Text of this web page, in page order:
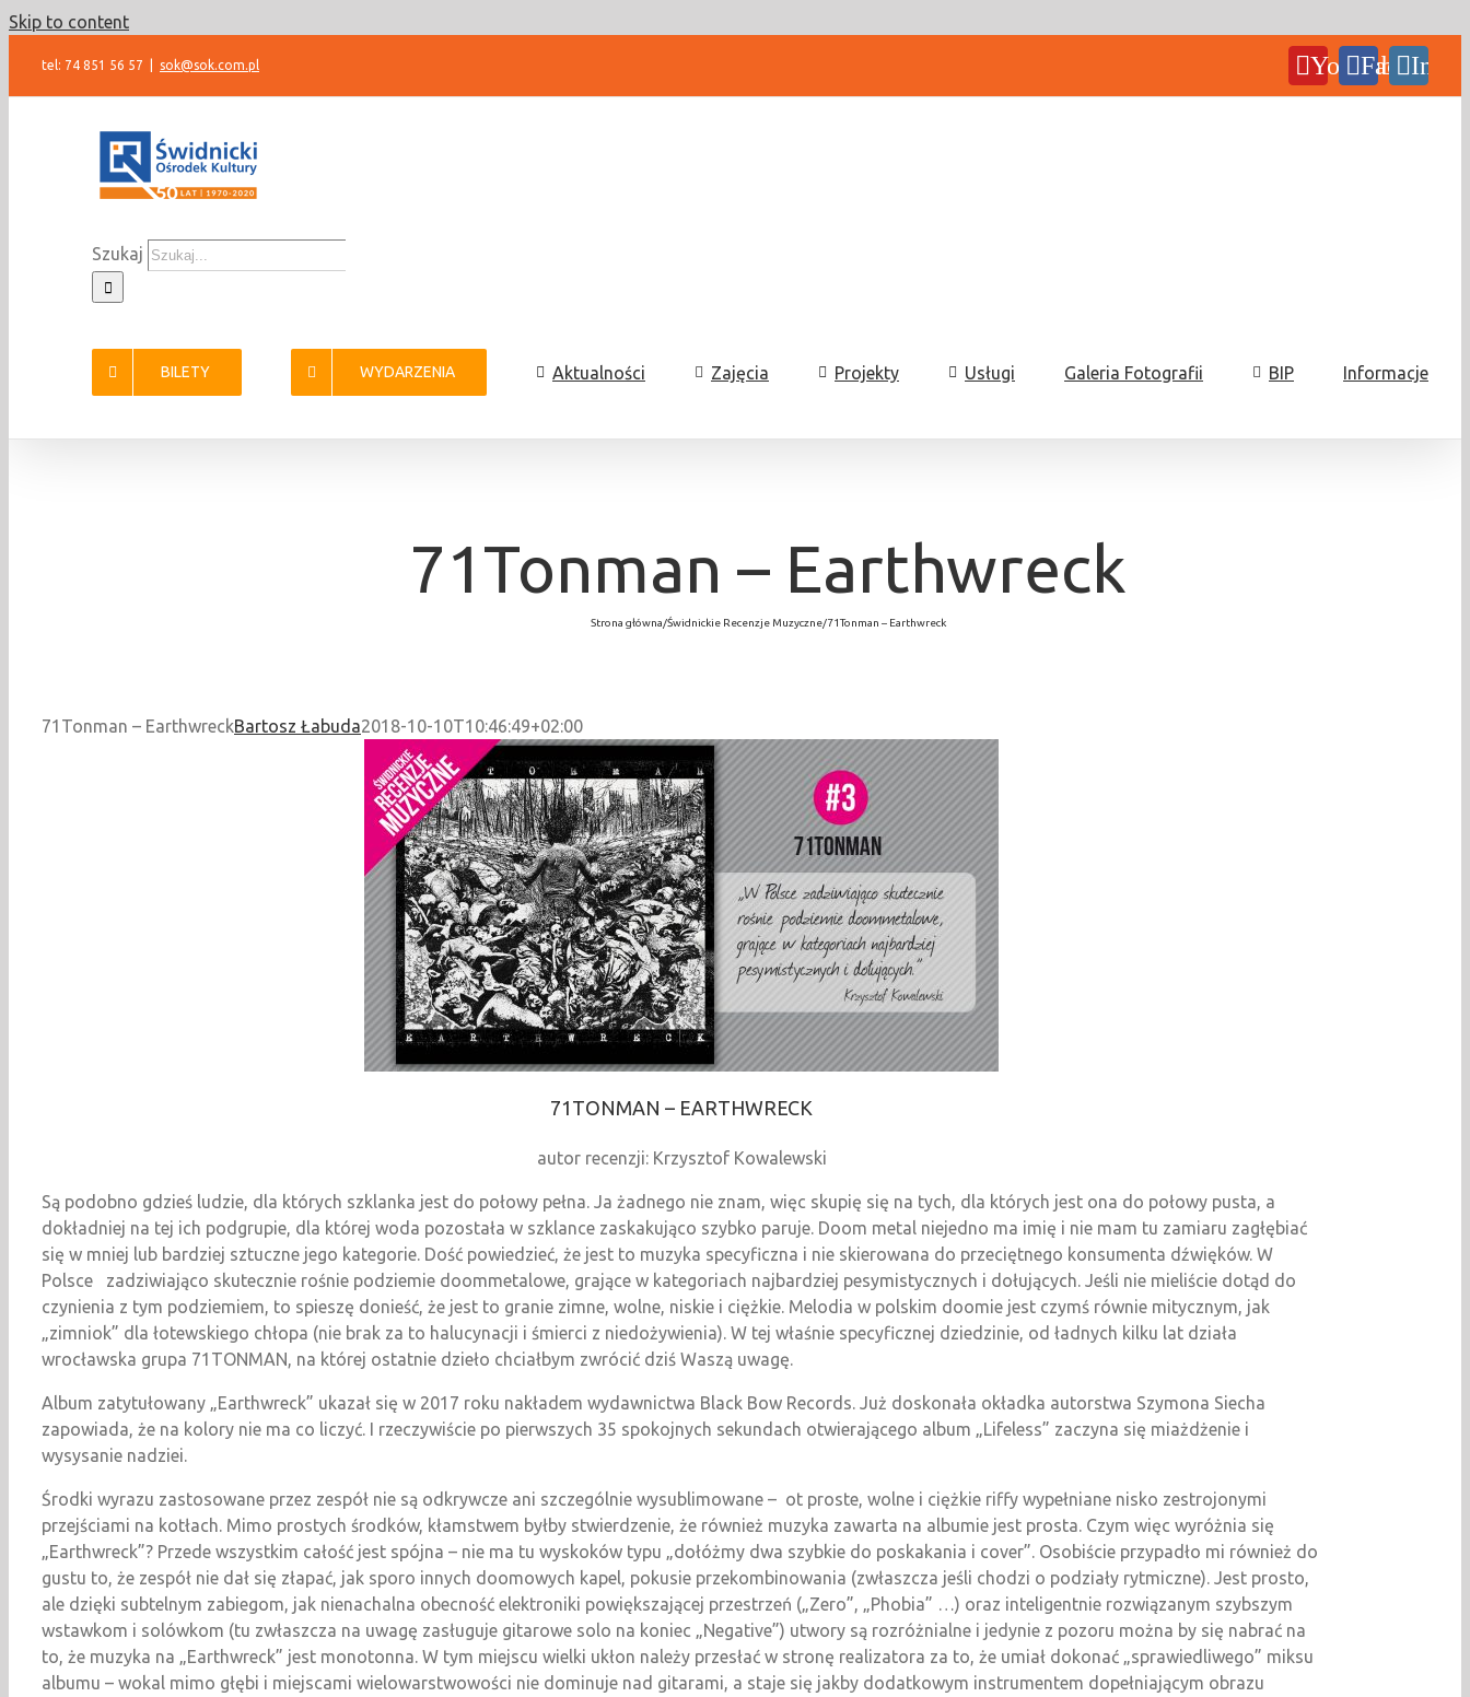
Skip to content
tel: 74 851 56 57 sok@sok.com.pl YouTubeFacebook
Szukaj
BILETY WYDARZENIA Aktualności Zajęcia Projekty Usługi Galeria Fotografii BIP Informacje
71Tonman – Earthwreck
Strona główna/Świdnickie Recenzje Muzyczne/71Tonman – Earthwreck
71Tonman – EarthwreckBartosz Łabuda2018-10-10T10:46:49+02:00
71TONMAN – EARTHWRECK
autor recenzji: Krzysztof Kowalewski
Są podobno gdzieś ludzie, dla których szklanka jest do połowy pełna. Ja żadnego nie znam, więc skupię się na tych, dla których jest ona do połowy pusta, a
dokładniej na tej ich podgrupie, dla której woda pozostała w szklance zaskakująco szybko paruje. Doom metal niejedno ma imię i nie mam tu zamiaru zagłębiać
się w mniej lub bardziej sztuczne jego kategorie. Dość powiedzieć, że jest to muzyka specyficzna i nie skierowana do przeciętnego konsumenta dźwięków. W
Polsce zadziwiająco skutecznie rośnie podziemie doommetalowe, grające w kategoriach najbardziej pesymistycznych i dołujących. Jeśli nie mieliście dotąd do
czynienia z tym podziemiem, to spieszę donieść, że jest to granie zimne, wolne, niskie i ciężkie. Melodia w polskim doomie jest czymś równie mitycznym, jak
„zimniok” dla łotewskiego chłopa (nie brak za to halucynacji i śmierci z niedożywienia). W tej właśnie specyficznej dziedzinie, od ładnych kilku lat działa
wrocławska grupa 71TONMAN, na której ostatnie dzieło chciałbym zwrócić dziś Waszą uwagę.
Album zatytułowany „Earthwreck” ukazał się w 2017 roku nakładem wydawnictwa Black Bow Records. Już doskonała okładka autorstwa Szymona Siecha
zapowiada, że na kolory nie ma co liczyć. I rzeczywiście po pierwszych 35 spokojnych sekundach otwierającego album „Lifeless” zaczyna się miażdżenie i
wysysanie nadziei.
Środki wyrazu zastosowane przez zespół nie są odkrywcze ani szczególnie wysublimowane – ot proste, wolne i ciężkie riffy wypełniane nisko zestrojonymi
przejściami na kotłach. Mimo prostych środków, kłamstwem byłby stwierdzenie, że również muzyka zawarta na albumie jest prosta. Czym więc wyróżnia się
„Earthwreck”? Przede wszystkim całość jest spójna – nie ma tu wyskoków typu „dołóżmy dwa szybkie do poskakania i cover”. Osobiście przypadło mi również do
gustu to, że zespół nie dał się złapać, jak sporo innych doomowych kapel, pokusie przekombinowania (zwłaszcza jeśli chodzi o podziały rytmiczne). Jest prosto,
ale dzięki subtelnym zabiegom, jak nienachalna obecność elektroniki powiększającej przestrzeń („Zero”, „Phobia” …) oraz inteligentnie rozwiązanym szybszym
wstawkom i solówkom (tu zwłaszcza na uwagę zasługuje gitarowe solo na koniec „Negative”) utwory są rozróżnialne i jedynie z pozoru można by się nabrać na
to, że muzyka na „Earthwreck” jest monotonna. W tym miejscu wielki ukłon należy przesłać w stronę realizatora za to, że umiał dokonać „sprawiedliwego” miksu
albumu – wokal mimo głębi i miejscami wielowarstwowości nie dominuje nad gitarami, a staje się jakby dodatkowym instrumentem dopełniającym obrazu